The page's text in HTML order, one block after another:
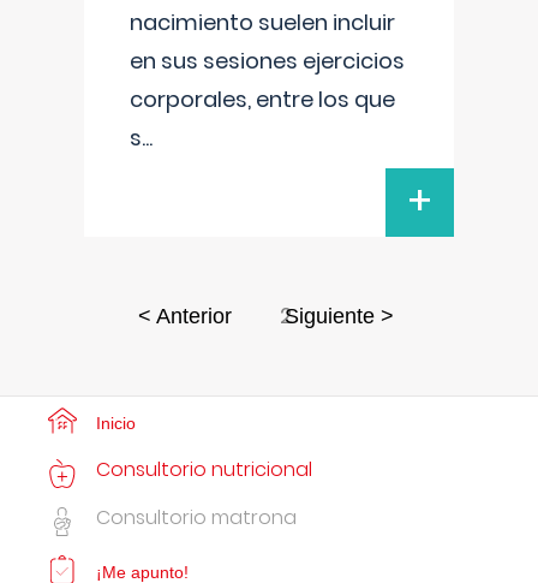
nacimiento suelen incluir
en sus sesiones ejercicios
corporales, entre los que
s...
+
< Anterior 2Siguiente >
Inicio
Consultorio nutricional
Consultorio matrona
¡Me apunto!